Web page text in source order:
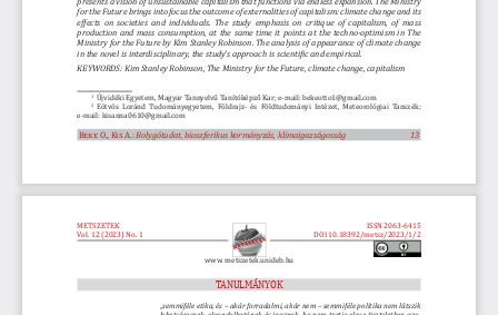
Beke O., Kis A. : Bolygótudat, bioszferikus kormányzás, klímaigazságosság
                                 13
for the Future brings into focus the outcome of externalities of capitalism: climate change and its
effects on societies and individuals. The study emphasis on critique of capitalism, of mass
production and mass consumption, at the same time it points at the techno-optimism in The
Ministry for the Future by Kim Stanley Robinson. The analysis of appearance of climate change
in the novel is interdisciplinary, the study’s approach is scientific and empirical.
KEYWORDS: Kim Stanley Robinson, The Ministry for the Future, climate change, capitalism
1 Újvidéki Egyetem, Magyar Tannyelvű Tanítóképző Kar; e-mail: bekeotto1@gmail.com
2
Eötvös Loránd Tudományegyetem, Földrajz- és Földtudományi Intézet, Meteorológiai Tanszék;
e-mail: kisanna0610@gmail.com
METSZETEK
Vol. 12 (2023) No. 1
ISSN 2063-6415
DOI10.18392/metsz/2023/1/2
www. metszetek.unideb.hu
TANULMÁNYOK
„semmiféle etika, és – akár forradalmi, akár nem – semmiféle politika nem látszik
lehetségesnek, elgondolhatónak és igaznak, ha nem tartja eleve tiszteletben azo-